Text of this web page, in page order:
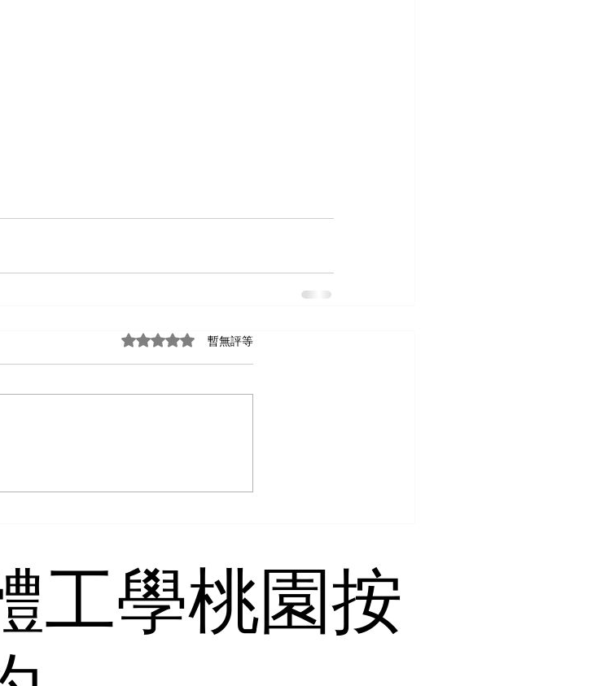
評等為 0（最高為 5 顆星）。
暫無評等
工學桃園按